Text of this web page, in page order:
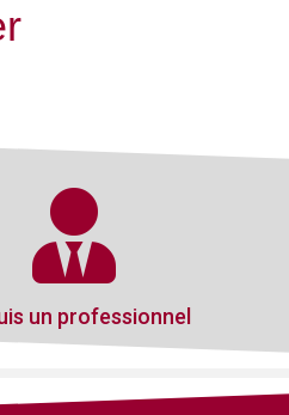
un professionnel